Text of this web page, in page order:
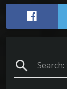
search